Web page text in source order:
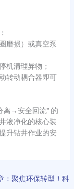
磨损）或真空泵
机清理异物；​
转动耦合器即可
离→安全回流” 的
液净化的核心装
升钻井作业的安
：聚焦环保转型！科